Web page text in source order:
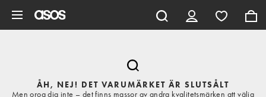
ÅH, NEJ! DET VARUMÄRKET ÄR SLUTSÅLT
Men oroa dig inte – det finns massor av andra kvalitetsmärken att välja